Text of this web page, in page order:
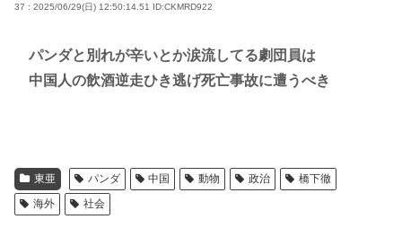
37 : 2025/06/29(日) 12:50:14.51 ID:CKMRD922
パンダと別れが辛いとか涙流してる劇団員は
中国人の飲酒逆走ひき逃げ死亡事故に遭うべき
東亜 パンダ 中国 動物 政治
橋下徹
海外
社会